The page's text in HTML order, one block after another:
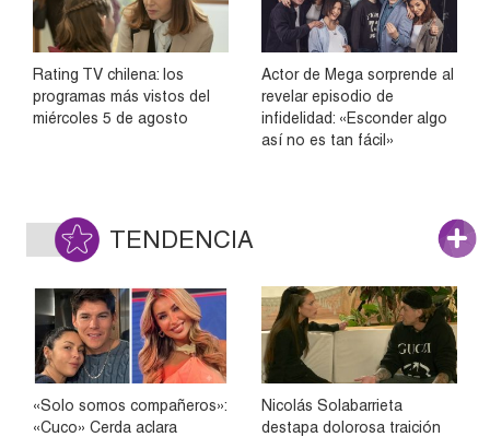
Rating TV chilena: los
programas más vistos del
miércoles 5 de agosto
Actor de Mega sorprende al
revelar episodio de
infidelidad: «Esconder algo
así no es tan fácil»
TENDENCIA
«Solo somos compañeros»:
«Cuco» Cerda aclara
Nicolás Solabarrieta
destapa dolorosa traición